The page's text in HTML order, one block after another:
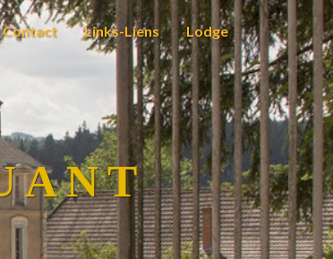
Contact Links-Liens Lodge